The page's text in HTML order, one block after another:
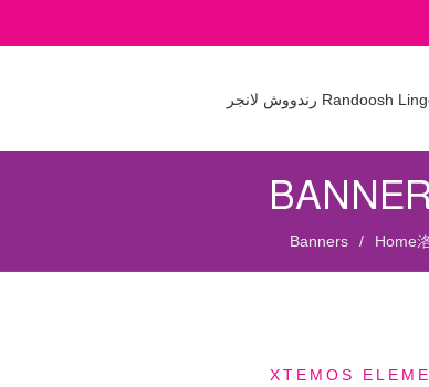
Home
Banners
XTEMOS